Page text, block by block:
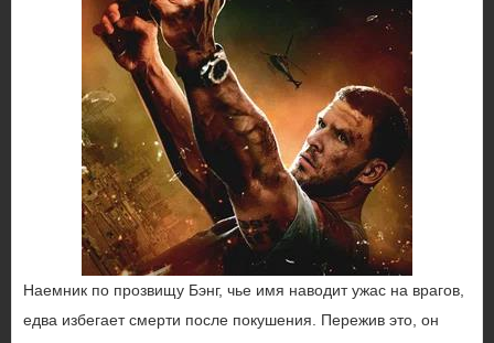
Наемник по прозвищу Бэнг, чье имя наводит ужас на врагов,
едва избегает смерти после покушения. Пережив это, он